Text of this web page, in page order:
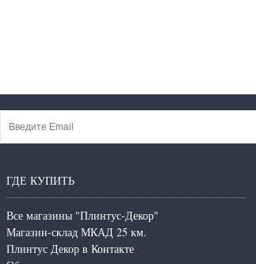
ГДЕ КУПИТЬ
Все магазины "Плинтус-Декор"
Магазин-склад МКАД 25 км.
Плинтус Декор в Контакте